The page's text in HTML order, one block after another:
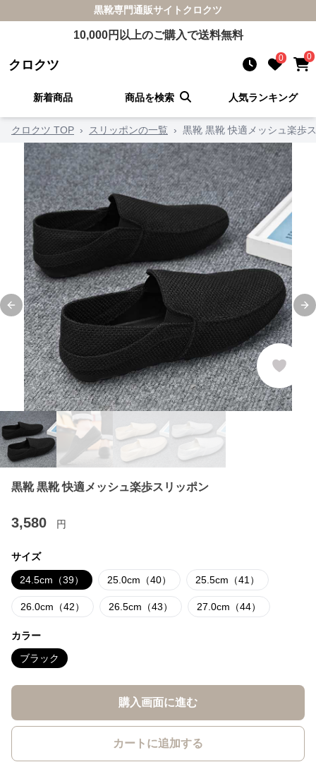
黒靴専門通販サイト クロクツ
10,000円以上のご購入で送料無料
クロクツ 0 0
新着商品 商品を検索 人気ランキング
クロクツ TOP › スリッポンの一覧 › 黒靴 黒靴 快適メッシュ楽歩
Previous slide
黒靴 黒靴 快適メッシュ楽歩スリッポン
3,580 円
サイズ
24.5cm（39） 25.0cm（40） 25.5cm（41）
26.0cm（42） 26.5cm（43） 27.0cm（44）
カラー
ブラック
購入画面に進む
カートに追加する